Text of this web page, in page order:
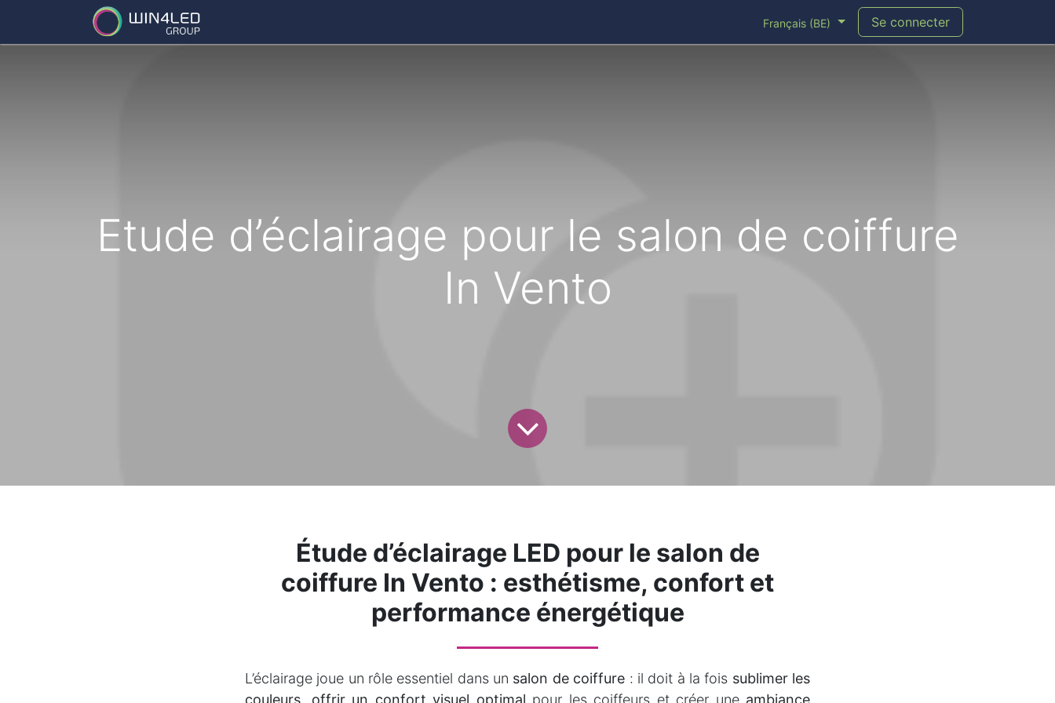
Français (BE) Se connecter
Etude d’éclairage pour le salon de coiffure
In Vento
Étude d’éclairage LED pour le salon de
coiffure In Vento : esthétisme, confort et
performance énergétique
L’éclairage joue un rôle essentiel dans un salon de coiffure : il doit à la fois sublimer les
couleurs, offrir un confort visuel optimal pour les coiffeurs et créer une ambiance